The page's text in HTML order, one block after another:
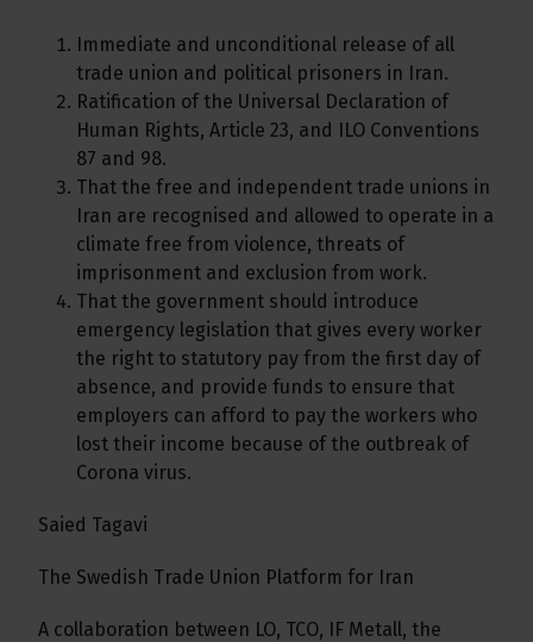
Immediate and unconditional release of all
trade union and political prisoners in Iran.
Ratification of the Universal Declaration of
Human Rights, Article 23, and ILO Conventions
87 and 98.
That the free and independent trade unions in
Iran are recognised and allowed to operate in a
climate free from violence, threats of
imprisonment and exclusion from work.
That the government should introduce
emergency legislation that gives every worker
the right to statutory pay from the first day of
absence, and provide funds to ensure that
employers can afford to pay the workers who
lost their income because of the outbreak of
Corona virus.
Saied Tagavi
The Swedish Trade Union Platform for Iran
A collaboration between LO, TCO, IF Metall, the